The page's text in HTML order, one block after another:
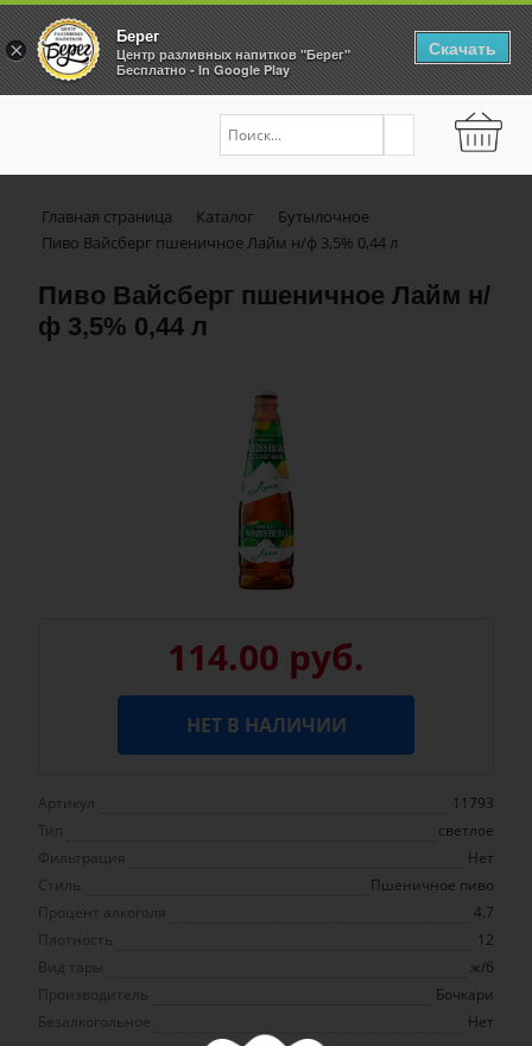
Главная страница Каталог
Бутылочное
Пиво Вайсберг пшеничное Лайм н/ф 3,5% 0,44 л
Пиво Вайсберг пшеничное Лайм н/
ф 3,5% 0,44 л
114.00 руб.
НЕТ В НАЛИЧИИ
Артикул
11793
Тип
светлое
Фильтрация
Нет
Стиль
Пшеничное пиво
Процент алкоголя
4.7
Плотность
12
Вид тары
ж/б
Производитель
Бочкари
Безалкогольное
Нет
×
Берег
Центр разливных напитков "Берег"
Бесплатно - In Google Play
Скачать